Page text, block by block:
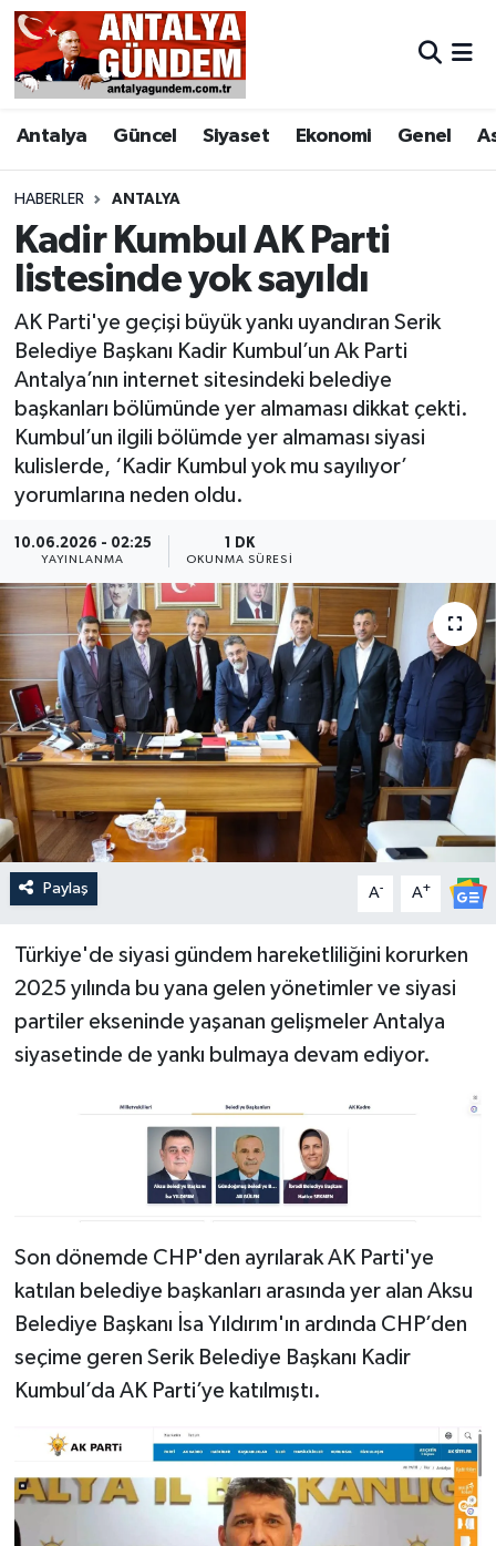
Antalya Güncel Siyaset Ekonomi Genel
HABERLER ANTALYA
Kadir Kumbul AK Parti
listesinde yok sayıldı
AK Parti'ye geçişi büyük yankı uyandıran Serik
Belediye Başkanı Kadir Kumbul’un Ak Parti
Antalya’nın internet sitesindeki belediye
başkanları bölümünde yer almaması dikkat çekti.
Kumbul’un ilgili bölümde yer almaması siyasi
kulislerde, ‘Kadir Kumbul yok mu sayılıyor’
yorumlarına neden oldu.
10.06.2026 - 02:25
YAYINLANMA
1 DK
OKUNMA SÜRESI
Paylaş A- A+
Türkiye'de siyasi gündem hareketliliğini korurken
2025 yılında bu yana gelen yönetimler ve siyasi
partiler ekseninde yaşanan gelişmeler Antalya
siyasetinde de yankı bulmaya devam ediyor.
Son dönemde CHP'den ayrılarak AK Parti'ye
katılan belediye başkanları arasında yer alan Aksu
Belediye Başkanı İsa Yıldırım'ın ardında CHP’den
seçime geren Serik Belediye Başkanı Kadir
Kumbul’da AK Parti’ye katılmıştı.
Antalya
Asayiş
Bilim & Teknoloji
Bölge
EĞİTİM
Ekonomi
Görüntülü Haber
Güncel
Kültür & Sanat
Magazin
Resmi İlan
Sağlık & Yaşam
Siyaset
Spor
Antalya Nöbetçi Eczaneler
Antalya Hava Durumu
Antalya Namaz Vakitleri
Antalya Trafik Yoğunluk Haritası
Süper Lig Puan Durumu ve Fikstür
Tüm Manşetler
Son Dakika Haberleri
Haber Arşivi